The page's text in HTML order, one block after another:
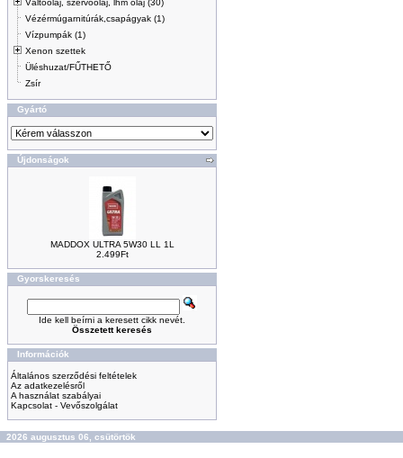
Váltóolaj, szervóolaj, lhm olaj (30)
Vézérmúgarnitúrák,csapágyak (1)
Vízpumpák (1)
Xenon szettek
Üléshuzat/FŰTHETŐ
Zsír
Gyártó
Újdonságok
MADDOX ULTRA 5W30 LL 1L
2.499Ft
Gyorskeresés
Ide kell beírni a keresett cikk nevét.
Összetett keresés
Információk
Általános szerződési feltételek
Az adatkezelésről
A használat szabályai
Kapcsolat - Vevőszolgálat
2026 augusztus 06, csütörtök